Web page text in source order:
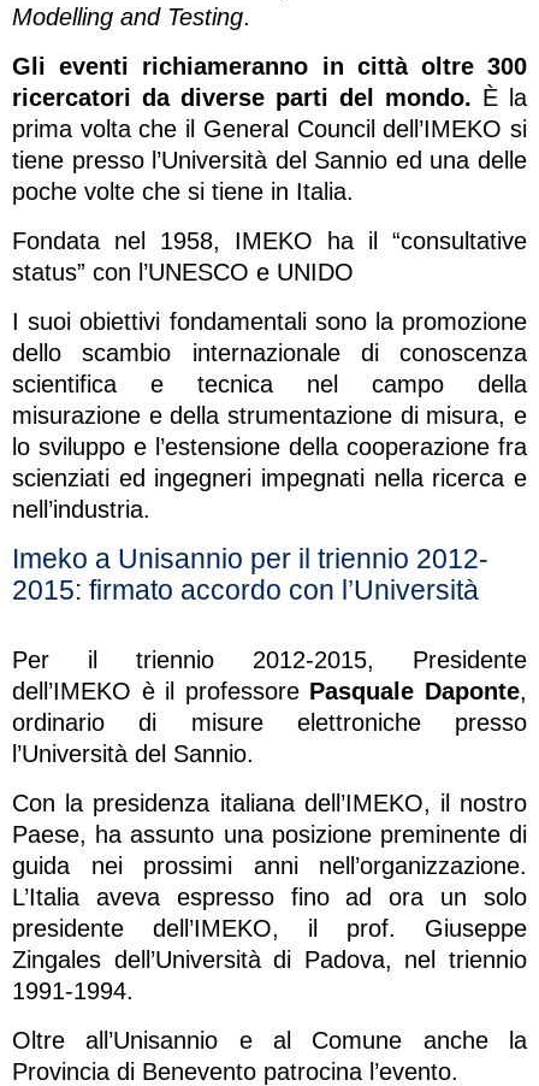
Modelling and Testing.
Gli eventi richiameranno in città oltre 300
ricercatori da diverse parti del mondo. È la
prima volta che il General Council dell’IMEKO si
tiene presso l’Università del Sannio ed una delle
poche volte che si tiene in Italia.
Fondata nel 1958, IMEKO ha il “consultative
status” con l’UNESCO e UNIDO
I suoi obiettivi fondamentali sono la promozione
dello scambio internazionale di conoscenza
scientifica e tecnica nel campo della
misurazione e della strumentazione di misura, e
lo sviluppo e l’estensione della cooperazione fra
scienziati ed ingegneri impegnati nella ricerca e
nell’industria.
Imeko a Unisannio per il triennio 2012-
2015: firmato accordo con l’Università
Per il triennio 2012-2015, Presidente
dell’IMEKO è il professorePasquale Daponte,
ordinario di misure elettroniche presso
l’Università del Sannio.
Con la presidenza italiana dell’IMEKO, il nostro
Paese, ha assunto una posizione preminente di
guida nei prossimi anni nell’organizzazione.
L’Italia aveva espresso fino ad ora un solo
presidente dell’IMEKO, il prof. Giuseppe
Zingales dell’Università di Padova, nel triennio
1991-1994.
Oltre all’Unisannio e al Comune anche la
Provincia di Benevento patrocina l’evento.